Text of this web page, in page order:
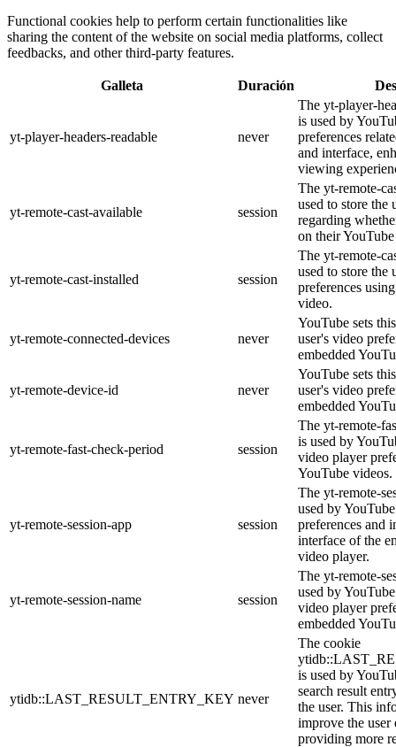
Functional cookies help to perform certain functionalities like
sharing the content of the website on social media platforms, collect
feedbacks, and other third-party features.
Galleta Duración
yt-player-headers-readable never
The yt-player-
is used by
preferences
and interface,
viewing
yt-remote-cast-available session
The yt-remote-
used to store the
regarding
on their
yt-remote-cast-installed session
The yt-remote-
used to store the
preferences
video.
yt-remote-connected-devices never
YouTube sets
user's video
embedded
yt-remote-device-id never
YouTube sets
user's video
embedded
yt-remote-fast-check-period session
The yt-remote-
is used by
video player
YouTube videos.
yt-remote-session-app session
The yt-remote-
used by
preferences and
interface of the
video player.
yt-remote-session-name session
The yt-remote-
used by
video player
embedded
ytidb::LAST_RESULT_ENTRY_KEY never
The cookie
is used by
search result
the user. This
improve the user
providing more